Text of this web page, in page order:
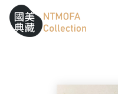
跳到中間主要內容區
網站導覽
:::